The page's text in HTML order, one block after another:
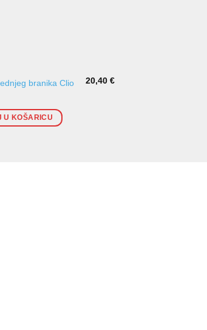
branika Clio
20,40€
U KOŠARICU